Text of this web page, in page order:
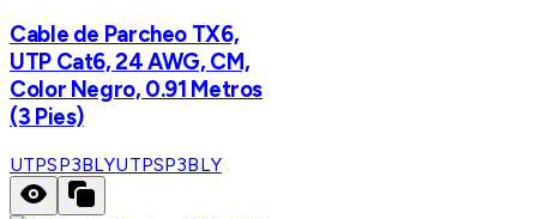
Cable de Parcheo TX6,
UTP Cat6, 24 AWG, CM,
Color Negro, 0.91 Metros
(3 Pies)
UTPSP3BLYUTPSP3BLY